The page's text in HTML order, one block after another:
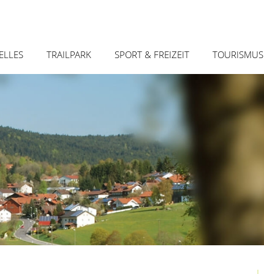
Inhalt
TRAILPARK SPORT & FREIZEIT TOURISMUS